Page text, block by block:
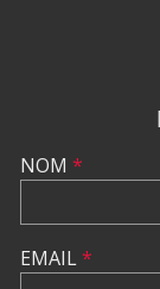
NOM *
EMAIL*